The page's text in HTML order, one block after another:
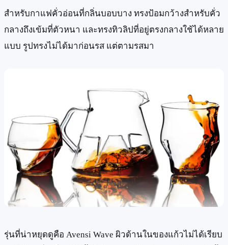
สำหรับกาแฟคั่วอ่อนที่กลิ่นบอบบาง ทรงป้อมกว้างสำหรับคั่ว
กลางถึงเข้มที่ตัวหนา และทรงทิวลิปที่อยู่ตรงกลางใช้ได้หลาย
แบบ รูปทรงไม่ได้มาก่อนรส แต่ตามรสมา
รุ่นที่น่าหยุดดูคือ Avensi Wave ผิวด้านในของแก้วไม่ได้เรียบ